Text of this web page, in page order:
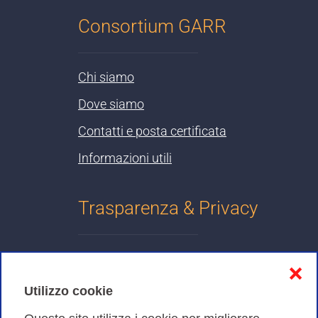
Utilizzo cookie
❌
Consortium GARR
Chi siamo
Dove siamo
Contatti e posta certificata
Informazioni utili
Trasparenza & Privacy
Cookies Policy
Amministrazione trasparente